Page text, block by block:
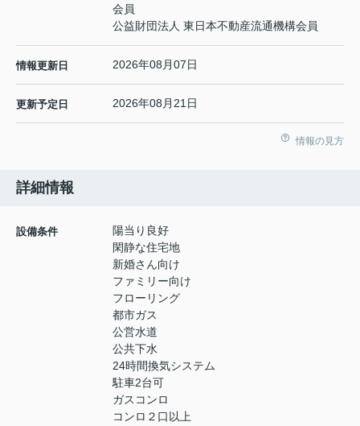
会員
公益財団法人 東日本不動産流通機構会員
情報更新日 2026年08月07日
更新予定日 2026年08月21日
情報の見方
詳細情報
設備条件
陽当り良好
閑静な住宅地
新婚さん向け
ファミリー向け
フローリング
都市ガス
公営水道
公共下水
24時間換気システム
駐車2台可
ガスコンロ
コンロ２口以上